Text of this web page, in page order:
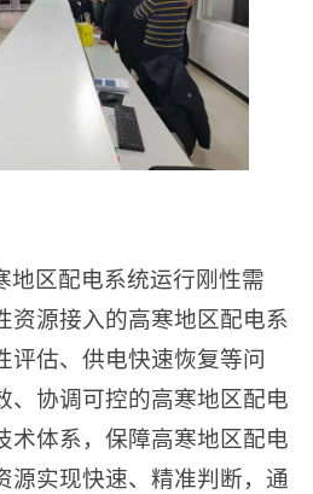
地区配电系统运行刚性需
资源接入的高寒地区配电系
评估、供电快速恢复等问
、协调可控的高寒地区配电
术体系，保障高寒地区配电
源实现快速、精准判断，通